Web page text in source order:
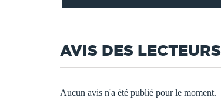
AVIS DES LECTEURS
Aucun avis n'a été publié pour le moment.